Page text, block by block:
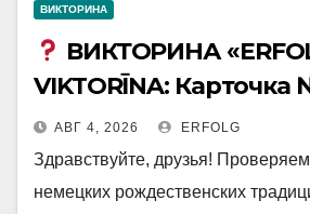
ВИКТОРИНА
ВИКТОРИНА
VIKTORĪNA: Карточка
АВГ 4, 2026 ERFOLG
Здравствуйте, друзья! Проверяем
немецких рождественских